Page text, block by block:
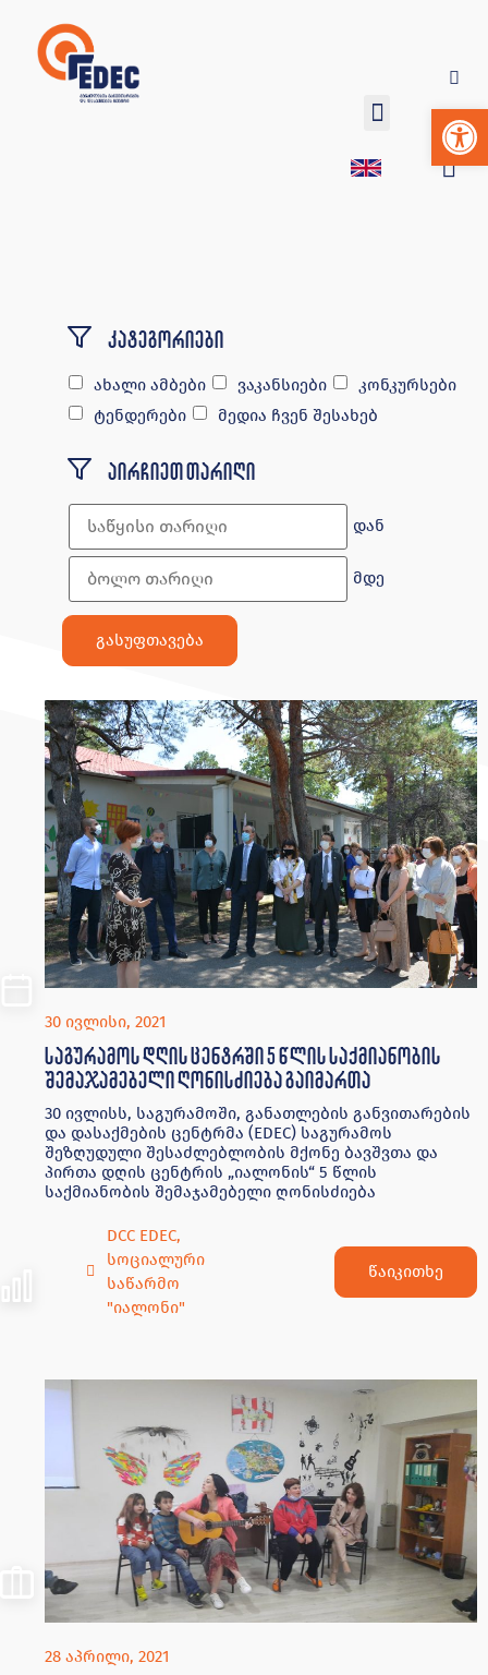
30 ივლისი, 2021
საგურამოს დღის ცენტრში 5 წლის საქმიანობის
შემაჯამებელი ღონისძიება გაიმართა
30 ივლისს, საგურამოში, განათლების განვითარების
და დასაქმების ცენტრმა (EDEC) საგურამოს
შეზღუდული შესაძლებლობის მქონე ბავშვთა და
პირთა დღის ცენტრის „იალონის“ 5 წლის
საქმიანობის შემაჯამებელი ღონისძიება
DCC EDEC,
სოციალური
საწარმო
"იალონი"
წაიკითხე
28 აპრილი, 2021
კატეგორიები
ახალი ამბები ვაკანსიები
კონკურსები
ტენდერები
მედია ჩვენ შესახებ
აირჩიეთ თარიღი
დან
მდე